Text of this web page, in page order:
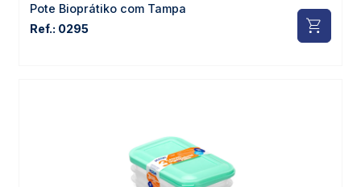
Pote Bioprátiko com Tampa
Ref.: 0295